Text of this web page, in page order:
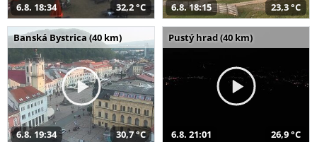
6.8. 18:34 32,2 °C 6.8. 18:15 23,3 °C
Banská Bystrica (40 km)
6.8. 19:34 30,7 °C
Pustý hrad (40 km)
6.8. 21:01 26,9 °C